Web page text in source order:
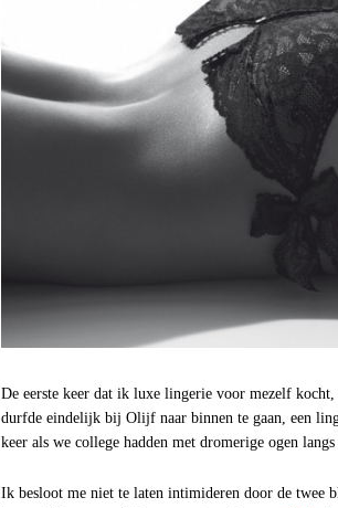
De eerste keer dat ik luxe lingerie voor mezelf
durfde eindelijk bij Olijf naar binnen te gaan, een
keer als we college hadden met dromerige ogen
Ik besloot me niet te laten intimideren door de twee